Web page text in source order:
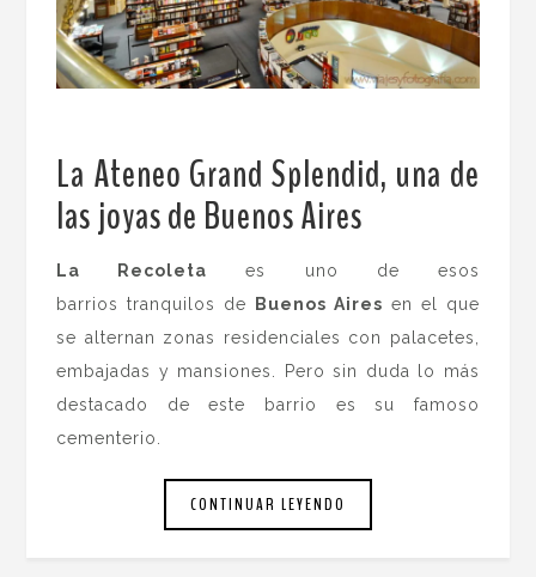
La Ateneo Grand Splendid, una de
las joyas de Buenos Aires
La Recoleta es uno de esos
barrios tranquilos de
Buenos Aires en el que
se alternan zonas residenciales con palacetes,
embajadas y mansiones. Pero sin duda lo más
destacado de este barrio es su famoso
cementerio.
CONTINUAR LEYENDO